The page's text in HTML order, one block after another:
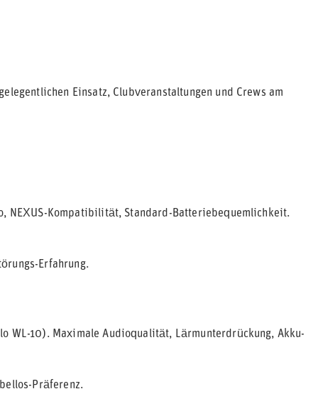
Einsatz, Clubveranstaltungen und Crews am
NEXUS-Kompatibilität, Standard-Batteriebequemlichkeit.
Erfahrung.
WL-10). Maximale Audioqualität, Lärmunterdrückung, Akku-
Präferenz.